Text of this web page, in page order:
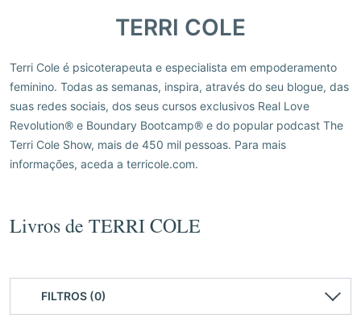
TERRI COLE
Terri Cole é psicoterapeuta e especialista em empoderamento
feminino. Todas as semanas, inspira, através do seu blogue, das
suas redes sociais, dos seus cursos exclusivos Real Love
Revolution® e Boundary Bootcamp® e do popular podcast The
Terri Cole Show, mais de 450 mil pessoas. Para mais
informações, aceda a terricole.com.
Livros de TERRI COLE
FILTROS (0)